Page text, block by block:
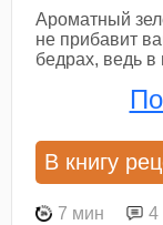
Ароматный
не прибавит
бедрах, ведь в
В книгу
7 мин 4